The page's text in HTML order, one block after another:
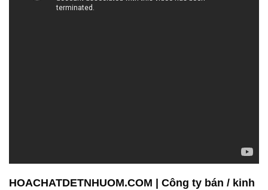
HOACHATDETNHUOM.COM | Công ty bán / kinh